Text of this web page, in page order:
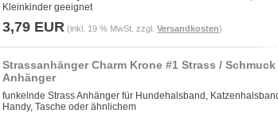
Kleinkinder geeignet
3,79 EUR (inkl. 19 % MwSt. zzgl. Versandkosten)
Strassanhänger Charm Krone #1 Strass / Schmuck
Anhänger
funkelnde Strass Anhänger für Hundehalsband,
Handy, Tasche oder ähnlichem